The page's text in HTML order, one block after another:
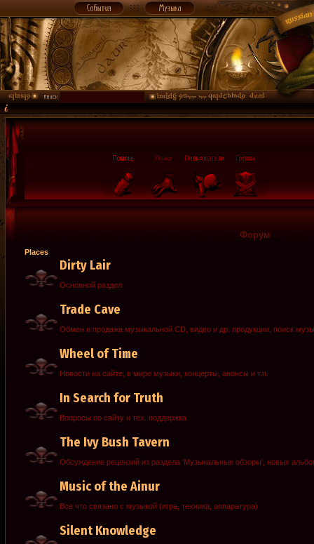
Форум
Places
Dirty Lair
Основной раздел
Trade Cave
Обмен и продажа музыкальной CD, видео и др. продукции, поиск
Wheel of Time
Новости на сайте, в мире музыки, концерты, анонсы и т.п.
In Search for Truth
Вопросы по сайту и тех. поддержка
The Ivy Bush Tavern
Обсуждение рецензий из раздела 'Музыкальные обзоры', новых
Music of the Ainur
Все что связано с музыкой (игра, техника, аппаратура)
Silent Knowledge